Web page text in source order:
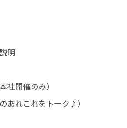
明
社開催のみ）
あれこれをトーク♪）